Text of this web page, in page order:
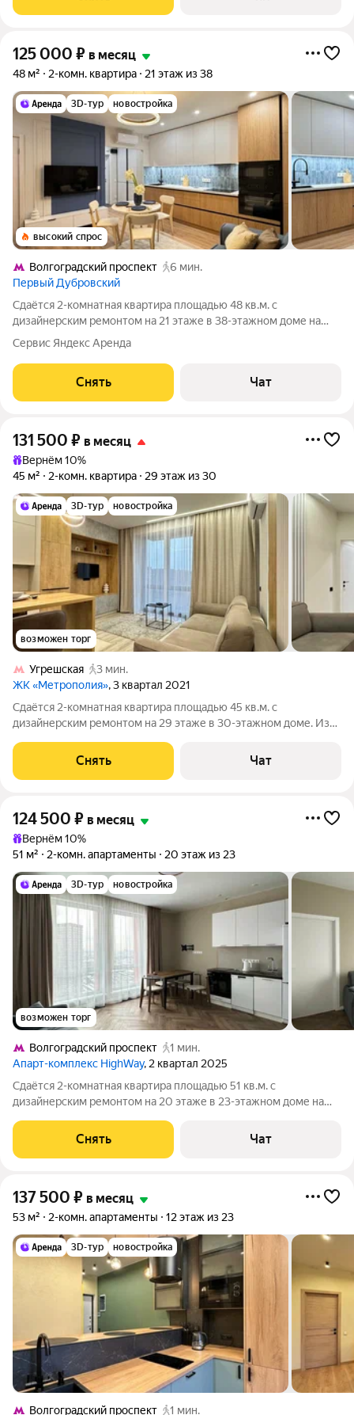
125 000 ₽ в месяц
48 м² 2-комн. квартира 21 этаж из 38
3D-тур новостройка
высокий спрос
Волгоградский проспект
6 мин.
Первый Дубровский
Сдаётся 2-комнатная квартира площадью 48 кв.м. с
дизайнерским ремонтом на 21 этаже в 38-этажном доме на
срок от 11 месяцев. Из техники есть: Телевизор Духовой шкаф
Стиральная машина Сушильная машина Холодильник
Посудомоечная машина Кондиционер
Сервис Яндекс Аренда
Снять Чат
131 500 ₽ в месяц
Вернём 10%
45 м²
2-комн. квартира 29 этаж из 30
3D-тур новостройка
возможен торг
Угрешская
3 мин.
ЖК «Метрополия», 3 квартал 2021
Сдаётся 2-комнатная квартира площадью 45 кв.м. с
дизайнерским ремонтом на 29 этаже в 30-этажном доме. Из
Холодильник Посудомоечная машина Кондиционер Дом -
монолитный, окна выходят на
Снять Чат
124 500 ₽ в месяц
Вернём 10%
51 м²
2-комн. апартаменты 20 этаж из 23
3D-тур новостройка
возможен торг
Волгоградский проспект
1 мин.
Апарт-комплекс HighWay, 2 квартал 2025
Сдаётся 2-комнатная квартира площадью 51 кв.м. с
дизайнерским ремонтом на 20 этаже в 23-этажном доме на
Стиральная машина Холодильник Посудомоечная машина
Кондиционер Дом - монолитный.
Снять Чат
137 500 ₽ в месяц
53 м² 2-комн. апартаменты 12 этаж из 23
3D-тур новостройка
Волгоградский проспект 1 мин.